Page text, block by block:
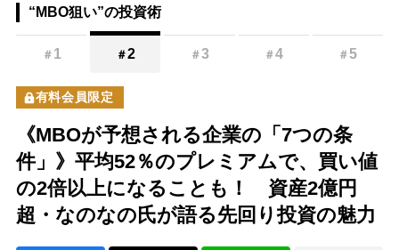
“MBO狙い”の投資術
＃ 1 ＃2 ＃3 ＃4 ＃5
有料会員限定
《MBOが予想される企業の「7つの条
件」》平均52％のプレミアムで、買い値
の2倍以上になることも！ 資産2億円
超・なのなの氏が語る先回り投資の魅力